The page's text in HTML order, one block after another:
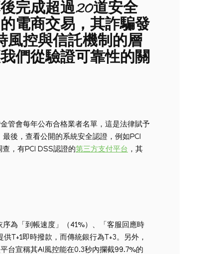
完成超過20道安全
電商交易，其詐騙發
風控與信託機制的層
們從驗證可靠性的關
管會每年公布合格業者名單，這是法律賦予
後，查看公開的系統安全認證，例如PCI
，有PCI DSS認證的第三方支付平台 ，其
為「到帳速度」（41%）、「客服回應時
T+1即時撥款，而傳統銀行為T+3。另外，
台宣稱其AI風控能在0.3秒內攔截99.7%的